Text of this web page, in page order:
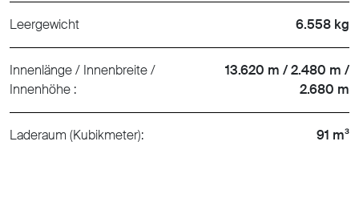
Leergewicht 6.558 kg
Innenlänge / Innenbreite /
Innenhöhe :
13.620 m / 2.480 m /
2.680 m
Laderaum (Kubikmeter): 91 m³